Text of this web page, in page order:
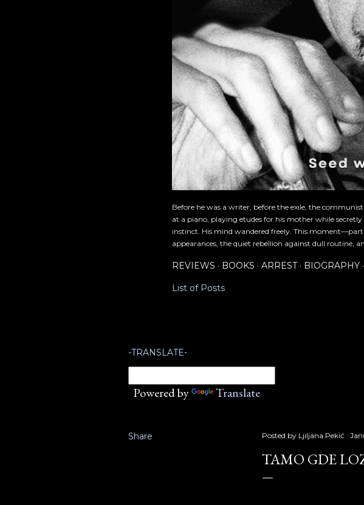
Before he was a writer, before the exile, the
at a piano, playing etudes for his mother while
instinct. His mind wandered freely. This
appearances, the quiet rebellion against dull routine,
REVIEWS BOOKS ARREST BIOGRAPHY
List of Posts
-TRANSLATE-
Powered by Translate
Share Posted by Ljiljana Pekić
TAMO GDE